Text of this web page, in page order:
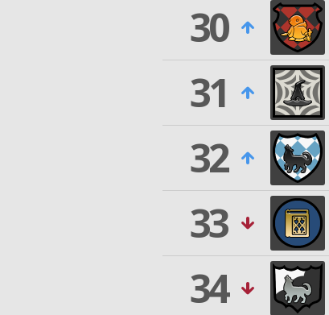
30
31
32
33
34